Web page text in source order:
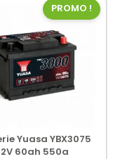
PROMO !
Yuasa YBX3075
60ah 550a